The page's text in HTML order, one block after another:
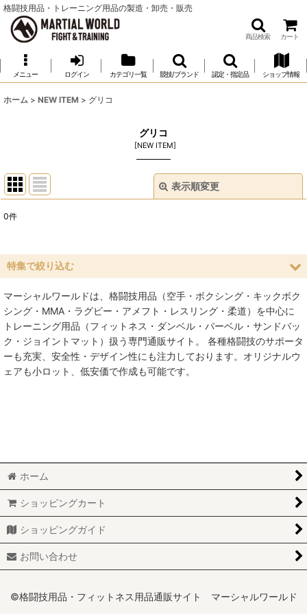
格闘技用品・トレーニング用品の製造・卸売・販売
商品検索 カート
メニュー ログイン カテゴリ一覧 競技/ブランド 認定・指定品 ショップ情報
ホーム > NEW ITEM > グリコ
グリコ
[NEW ITEM]
表示順変更
並び順:
絞り込む
0件
特集で絞り込む
空手
MMA総合格闘技
柔術
少林寺拳法
サンボ
レスリング
MARTIAL WORLD
マーシャルワールドは、格闘技用品（空手・ボクシング・キックボク
シング・MMA・ラグビー・アメフト・レスリング・柔道）を中心に
トレーニング用品（フィットネス・ダンベル・バーベル・サンドバッ
ク・ジョイントマット）扱う専門通販サイト。 各種格闘技のサポータ
ーも充実、安全性・デザイン性にも注力しております。オリジナルウ
ェアも小ロット、低安価で作成も可能です。
ホーム
ショッピングカート
ショッピングガイド
お問い合わせ
©格闘技用品・フィットネス用品通販サイト マーシャルワールド